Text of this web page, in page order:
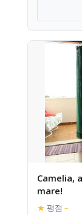
Camelia,
mare!
★ 평점 –